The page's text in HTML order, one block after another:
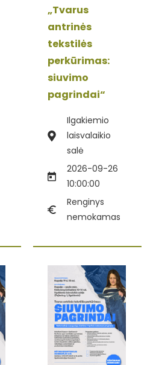
„Tvarus
antrinės
tekstilės
perkūrimas:
siuvimo
pagrindai“
Ilgakiemio
laisvalaikio
salė
2026-09-26
10:00:00
Renginys
nemokamas